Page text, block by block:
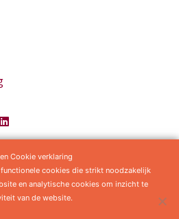
Algemene voorwaarden
Cookie verklaring
cookies die strikt noodzakelijk
en analytische cookies om inzicht te
van de website.